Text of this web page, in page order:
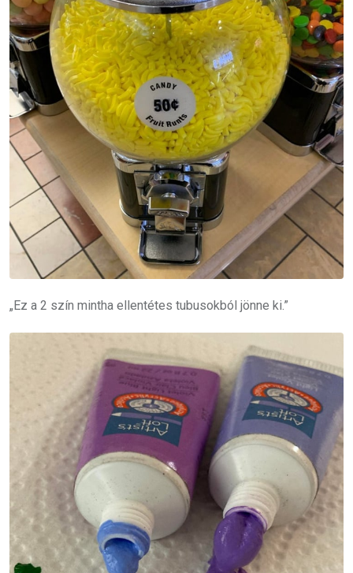
„Ez a 2 szín mintha ellentétes tubusokból jönne ki.”